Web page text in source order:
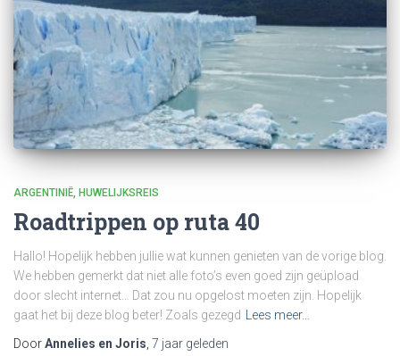
ARGENTINIË HUWELIJKSREIS
Roadtrippen op ruta 40
Hallo! Hopelijk hebben jullie wat kunnen genieten van de vorige blog.
We hebben gemerkt dat niet alle foto’s even goed zijn geüpload
door slecht internet… Dat zou nu opgelost moeten zijn. Hopelijk
gaat het bij deze blog beter! Zoals gezegd Lees meer…
DoorAnnelies en Joris, 7 jaar geleden